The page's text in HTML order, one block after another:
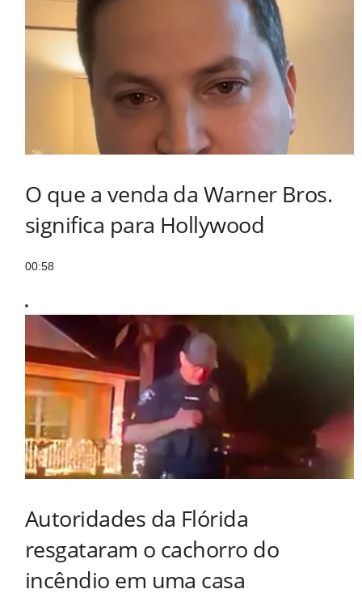
O que a venda da Warner Bros.
significa para Hollywood
00:58
Autoridades da Flórida
resgataram o cachorro do
incêndio em uma casa